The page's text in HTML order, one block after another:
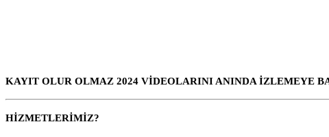
KAYIT OLUR OLMAZ 2024 VİDEOLARINI ANINDA İZLEMEYE
HİZMETLERİMİZ?